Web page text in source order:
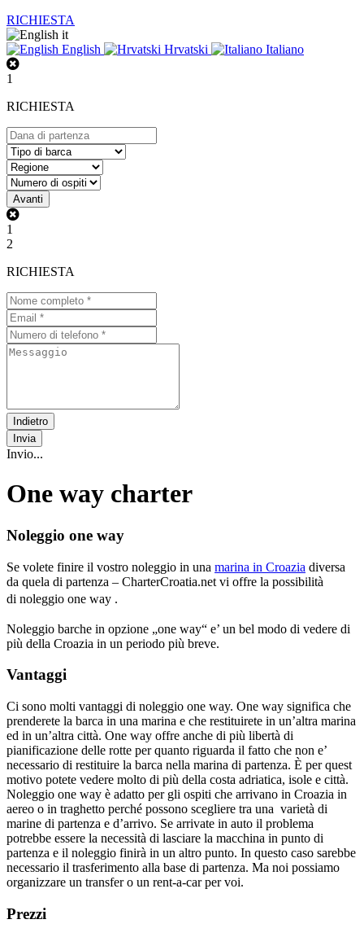
RICHIESTA
it
English
Hrvatski Italiano
1
RICHIESTA
Avanti
1
2
RICHIESTA
Indietro
Invia
Invio...
One way charter
Noleggio one way
Se volete finire il vostro noleggio in una marina in Croazia diversa
da quela di partenza – CharterCroatia.net vi offre la possibilità
di noleggio one way .
Noleggio barche in opzione „one way“ e’ un bel modo di vedere di
più della Croazia in un periodo più breve.
Vantaggi
Ci sono molti vantaggi di noleggio one way. One way significa che
prenderete la barca in una marina e che restituirete in un’altra marina
ed in un’altra città. One way offre anche di più libertà di
pianificazione delle rotte per quanto riguarda il fatto che non e’
necessario di restituire la barca nella marina di partenza. È per quest
motivo potete vedere molto di più della costa adriatica, isole e città.
Noleggio one way è adatto per gli ospiti che arrivano in Croazia in
aereo o in traghetto perché possono scegliere tra una varietà di
marine di partenza e d’arrivo. Se arrivate in auto il problema
potrebbe essere la necessità di lasciare la macchina in punto di
partenza e il noleggio finirà in un altro punto. In questo caso sarebbe
necessario il trasferimento alla base di partenza. Ma noi possiamo
organizzare un transfer o un rent-a-car per voi.
Prezzi